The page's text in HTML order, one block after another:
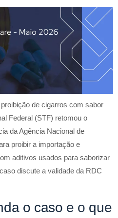
de cigarros com sabor
Federal (STF) retomou o
da Agência Nacional de
proibir a importação e
aditivos usados para saborizar
discute a validade da RDC
o caso e o que